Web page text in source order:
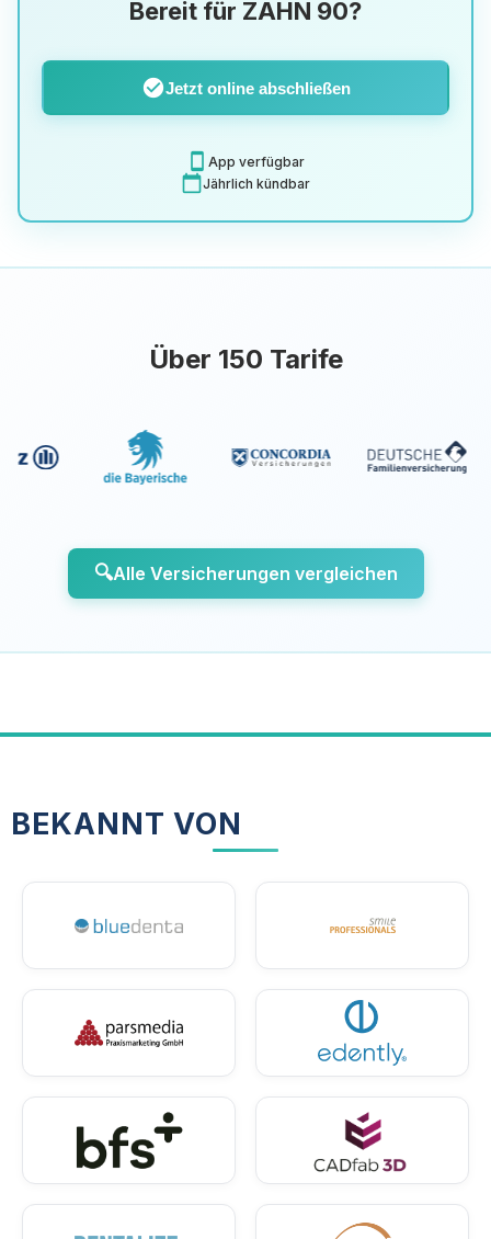
Bereit für ZAHN 90?
check_circleJetzt online abschließen
smartphone App verfügbar
calendar_todayJährlich kündbar
Über 150 Tarife
🔍Alle Versicherungen vergleichen
BEKANNT VON